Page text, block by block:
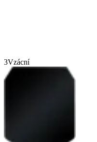
3Vzácní